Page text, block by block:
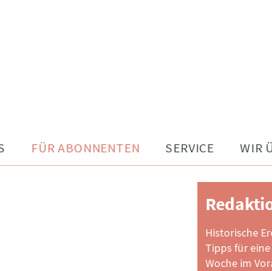
FÜR ABONNENTEN SERVICE WIR
Historische
Tipps für
Woche im